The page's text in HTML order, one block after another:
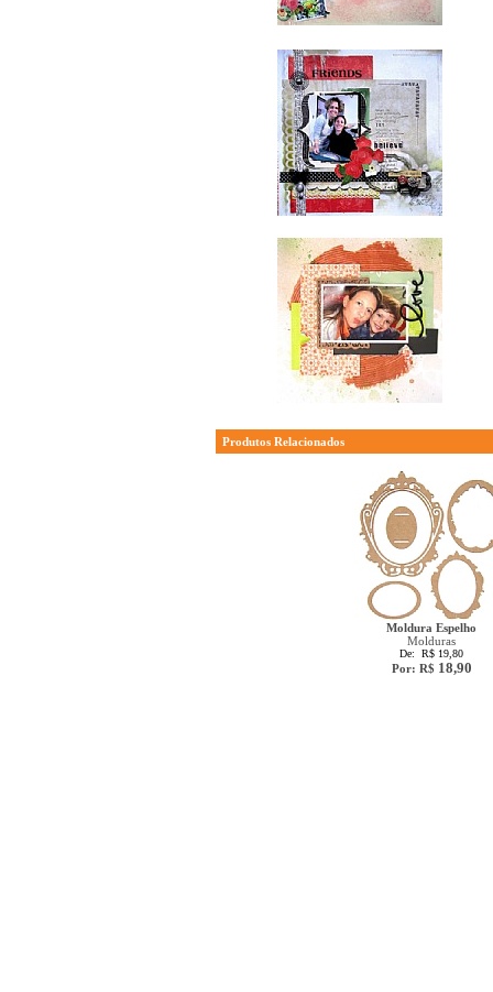
Produtos Relacionados
Moldura Espelho
Molduras
De: R$ 19,80
Por: R$ 18,90